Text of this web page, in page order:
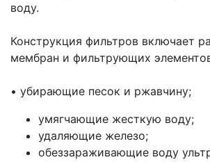
воду.
Конструкция фильтров включает
мембран и фильтрующих
• убирающие песок и ржавчину;
умягчающие жесткую воду;
удаляющие железо;
обеззараживающие воду